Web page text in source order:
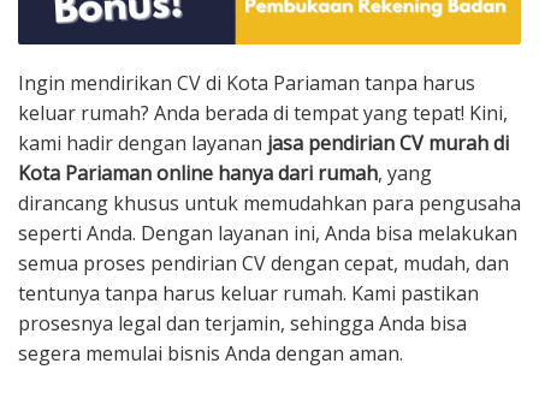
Ingin mendirikan CV di Kota Pariaman tanpa harus
keluar rumah? Anda berada di tempat yang tepat! Kini,
kami hadir dengan layanan jasa pendirian CV murah di
Kota Pariaman online hanya dari rumah, yang
dirancang khusus untuk memudahkan para pengusaha
seperti Anda. Dengan layanan ini, Anda bisa melakukan
semua proses pendirian CV dengan cepat, mudah, dan
tentunya tanpa harus keluar rumah. Kami pastikan
prosesnya legal dan terjamin, sehingga Anda bisa
segera memulai bisnis Anda dengan aman.